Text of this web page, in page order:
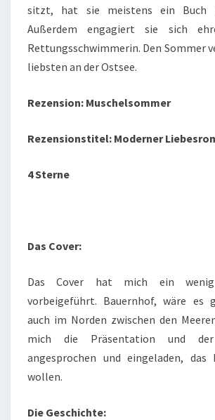
sitzt, hat sie meistens ein Buch
Außerdem engagiert sie sich
Rettungsschwimmerin. Den Sommer
liebsten an der Ostsee.
Rezension: Muschelsommer
Rezensionstitel: Moderner
4 Sterne
Das Cover:
Das Cover hat mich ein
vorbeigeführt. Bauernhof, wäre es
auch im Norden zwischen den
mich die Präsentation und der
angesprochen und eingeladen, das
wollen.
Die Geschichte: